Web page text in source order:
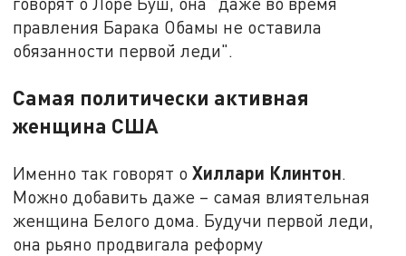
правления Барака Обамы не оставила
обязанности первой леди".
Самая политически активная
женщина США
Именно так говорят оХиллари Клинтон.
Можно добавить даже – самая влиятельная
женщина Белого дома. Будучи первой леди,
она рьяно продвигала реформу